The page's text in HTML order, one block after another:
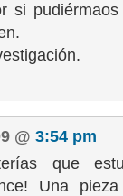
si pudiérmaos
@ 3:54 pm
que
Una